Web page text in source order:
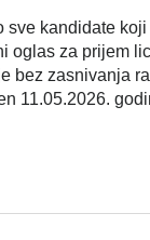
sve kandidate koji
oglas za prijem
bez zasnivanja
11.05.2026.